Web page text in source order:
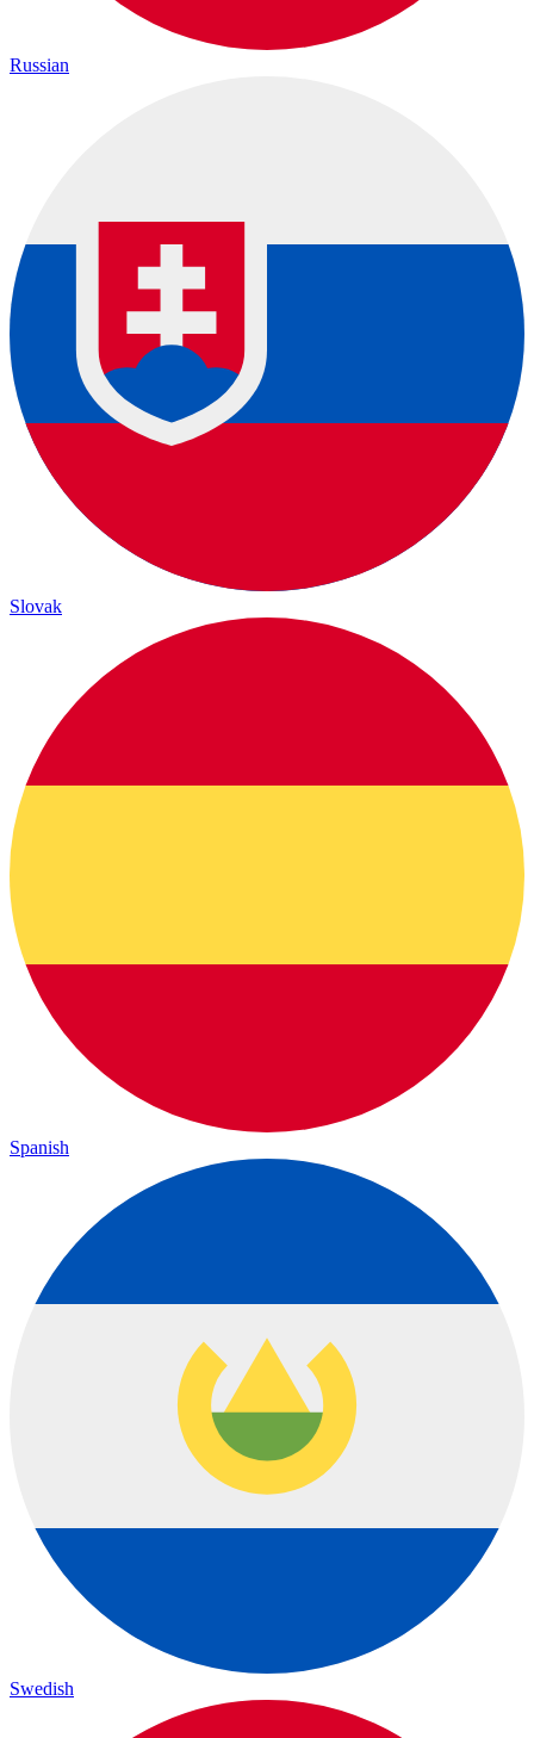
Russian
Slovak
Spanish
Swedish